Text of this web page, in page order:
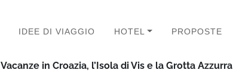
IDEE DI VIAGGIO HOTEL PROPOSTE
Vacanze in Croazia, l’Isola di Vis e la Grotta Azzurra